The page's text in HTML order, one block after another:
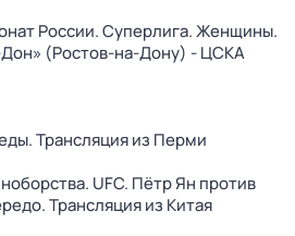
России. Суперлига. Женщины.
(Ростов-на-Дону) - ЦСКА
Трансляция из Перми
UFC. Пётр Ян против
Трансляция из Китая